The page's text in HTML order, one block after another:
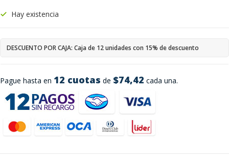
Pague hasta en 12 cuotas de $74,42 cada una.
Hay existencia
DESCUENTO POR CAJA: Caja de 12 unidades con 15% de descuento